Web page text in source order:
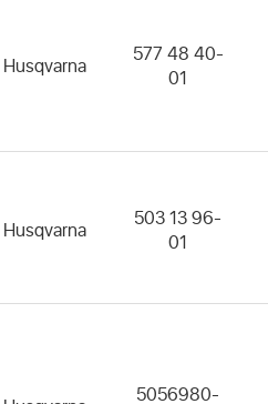
Husqvarna
577 48 40-
01
Husqvarna
503 13 96-
01
5056980-